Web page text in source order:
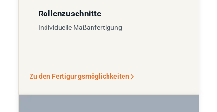
Rollenzuschnitte
Individuelle Maßanfertigung
Zu den Fertigungsmöglichkeiten